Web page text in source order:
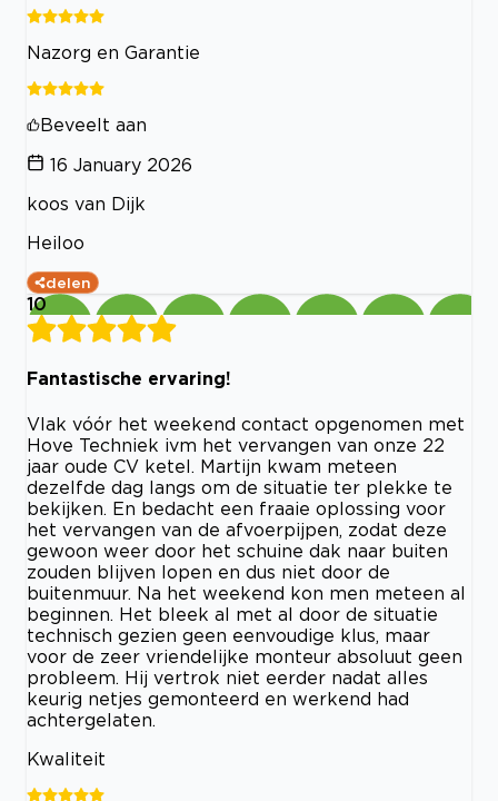
Nazorg en Garantie
Beveelt aan
16 January 2026
koos van Dijk
Heiloo
delen
10
Fantastische ervaring!
Vlak vóór het weekend contact opgenomen met
Hove Techniek ivm het vervangen van onze 22
jaar oude CV ketel. Martijn kwam meteen
dezelfde dag langs om de situatie ter plekke te
bekijken. En bedacht een fraaie oplossing voor
het vervangen van de afvoerpijpen, zodat deze
gewoon weer door het schuine dak naar buiten
zouden blijven lopen en dus niet door de
buitenmuur. Na het weekend kon men meteen al
beginnen. Het bleek al met al door de situatie
technisch gezien geen eenvoudige klus, maar
voor de zeer vriendelijke monteur absoluut geen
probleem. Hij vertrok niet eerder nadat alles
keurig netjes gemonteerd en werkend had
achtergelaten.
Kwaliteit